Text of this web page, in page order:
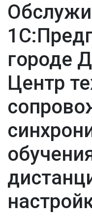
городе
Центр